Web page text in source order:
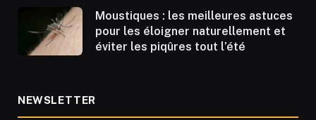
Moustiques : les meilleures astuces
pour les éloigner naturellement et
éviter les piqûres tout l’été
NEWSLETTER